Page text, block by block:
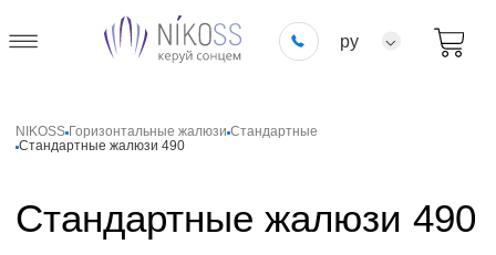
ру
NIKOSS Горизонтальные жалюзи Стандартные
Стандартные жалюзи 490
Стандартные жалюзи 490